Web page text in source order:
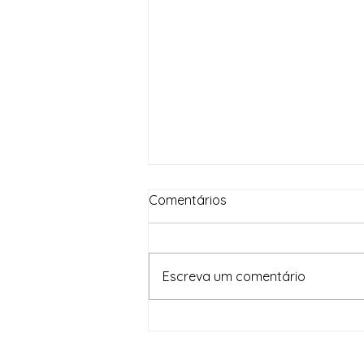
Comentários
Escreva um comentário